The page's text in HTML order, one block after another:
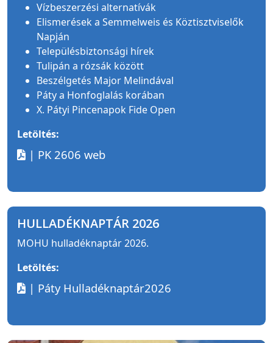
Vízbeszerzési alternatívák
Elismerések a Semmelweis és Köztisztviselők
Napján
Településbiztonsági hírek
Tulipán a rózsák között
Beszélgetés Major Melindával
Páty a Honfoglalás korában
X. Pátyi Pincenapok Fide Open
Letöltés:
| PK 2606 web
HULLADÉKNAPTÁR 2026
MOHU hulladéknaptár 2026.
Letöltés:
| Páty Hulladéknaptár2026